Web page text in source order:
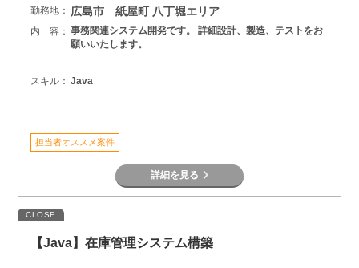
勤務地： 広島市 紙屋町 八丁堀エリア
内 容： 事務関連システム開発です。 詳細設計、製造、テストをお
願いいたします。
スキル： Java
担当者オススメ案件
詳細を見る
CLOSE
【Java】在庫管理システム構築